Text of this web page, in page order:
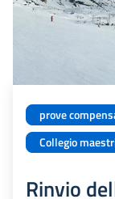
prove
Collegio
Rinvio